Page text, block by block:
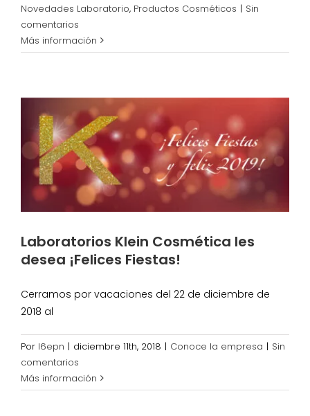
Novedades Laboratorio, Productos Cosméticos | Sin
comentarios
Más información
Laboratorios Klein Cosmética les
desea ¡Felices Fiestas!
Cerramos por vacaciones del 22 de diciembre de
2018 al
Por l6epn | diciembre 11th, 2018 | Conoce la empresa | Sin
comentarios
Más información